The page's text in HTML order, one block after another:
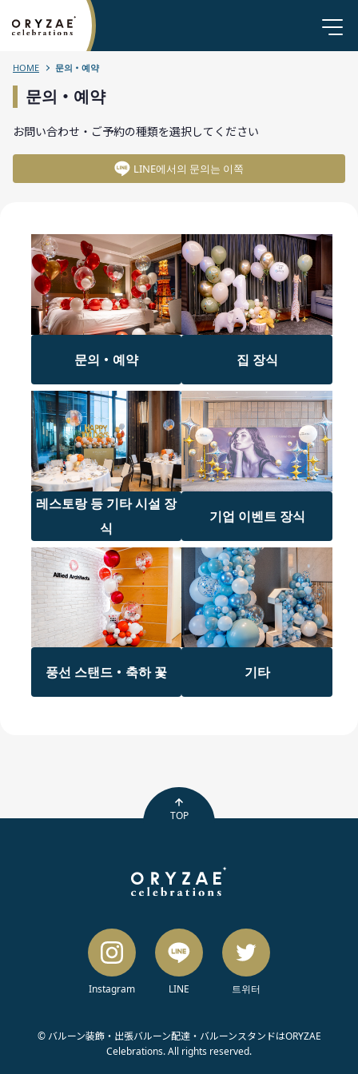
HOME 문의・예약
문의・예약
お問い合わせ・ご予約の種類を選択してください
LINE에서의 문의는 이쪽
문의・예약 집 장식
레스토랑 등 기타 시설 장
식
기업 이벤트 장식
풍선 스탠드・축하 꽃 기타
TOP
Instagram LINE 트위터
© バルーン装飾・出張バルーン配達・バルーンスタンドはORYZAE
Celebrations. All rights reserved.